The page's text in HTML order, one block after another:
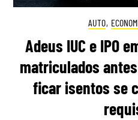
AUTO,
Adeus IUC e IPO
matriculados
ficar isentos se